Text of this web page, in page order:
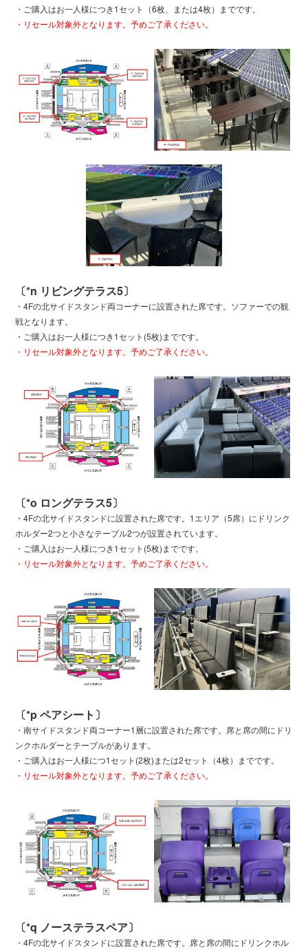
・ご購入はお一人様につき1セット（6枚、または4枚）までです。
・リセール対象外となります。予めご了承ください。
〔*n リビングテラス5〕
・4Fの北サイドスタンド両コーナーに設置された席です。ソファーでの観
戦となります。
・ご購入はお一人様につき1セット(5枚)までです。
・リセール対象外となります。予めご了承ください。
〔*o ロングテラス5〕
・4Fの北サイドスタンドに設置された席です。1エリア（5席）にドリンク
ホルダー2つと小さなテーブル2つが設置されています。
・ご購入はお一人様につき1セット(5枚)までです。
・リセール対象外となります。予めご了承ください。
〔*p ペアシート〕
・南サイドスタンド両コーナー1層に設置された席です。席と席の間にドリ
ンクホルダーとテーブルがあります。
・ご購入はお一人様につ1セット(2枚)または2セット（4枚）までです。
・リセール対象外となります。予めご了承ください。
〔*q ノーステラスペア〕
・4Fの北サイドスタンドに設置された席です。席と席の間にドリンクホル